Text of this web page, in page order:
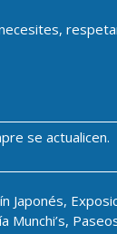
se actualicen.
Japonés,